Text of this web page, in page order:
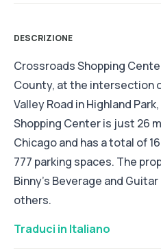
DESCRIZIONE
Crossroads Shopping
County, at the intersection
Valley Road in Highland
Shopping Center is just 26
Chicago and has a total of
777 parking spaces. The
Binny's Beverage and
others.
Traduci in Italiano